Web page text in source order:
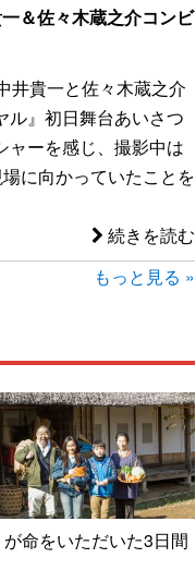
＆佐々木蔵之介コンビ
井貴一と佐々木蔵之介
』初日舞台あいさつ
ャーを感じ、撮影中は
に向かっていたことを
続きを読む
もっと見る »
命をいただいた3日間